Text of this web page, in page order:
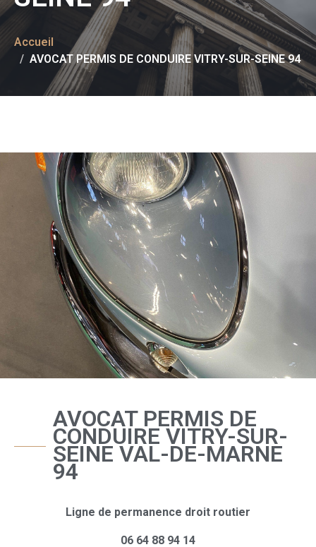
Accueil
AVOCAT PERMIS DE CONDUIRE VITRY-SUR-SEINE 94
AVOCAT PERMIS DE
CONDUIRE VITRY-SUR-
SEINE VAL-DE-MARNE
94
Ligne de permanence droit routier
06 64 88 94 14